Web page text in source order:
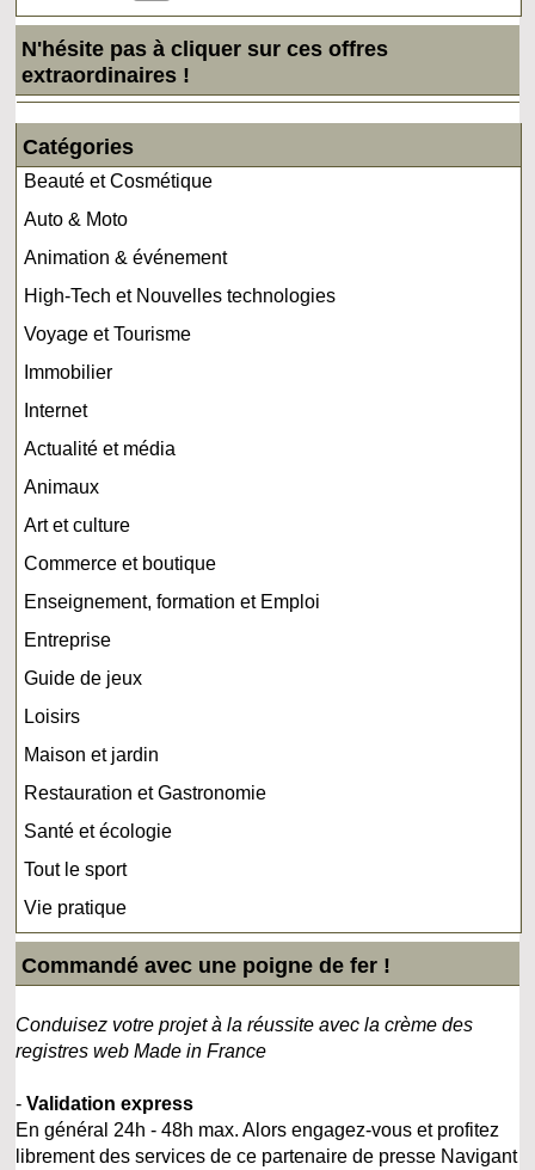
N'hésite pas à cliquer sur ces offres
extraordinaires !
Catégories
Beauté et Cosmétique
Auto & Moto
Animation & événement
High-Tech et Nouvelles technologies
Voyage et Tourisme
Immobilier
Internet
Actualité et média
Animaux
Art et culture
Commerce et boutique
Enseignement, formation et Emploi
Entreprise
Guide de jeux
Loisirs
Maison et jardin
Restauration et Gastronomie
Santé et écologie
Tout le sport
Vie pratique
Commandé avec une poigne de fer !
Conduisez votre projet à la réussite avec la crème des
registres web Made in France
-Validation express
En général 24h - 48h max. Alors engagez-vous et profitez
librement des services de ce partenaire de presse Navigant